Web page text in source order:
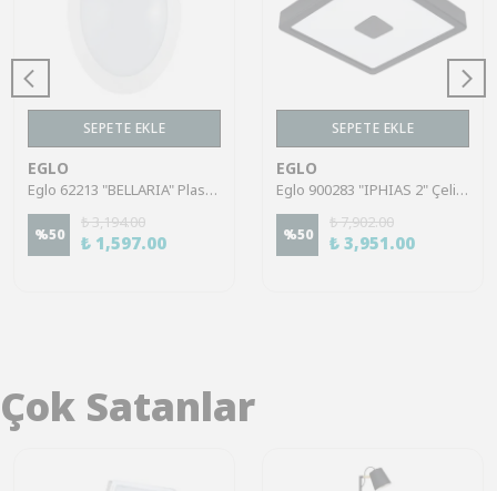
SEPETE EKLE
EGLO
Eglo 62213 "BELLARIA" Plastik Beyaz Dış Mekan Bahçe Aydınlatması Tavan Duvar Armatürü Ip66
%50
₺ 3,194.00
₺ 1,597.00
SEPETE EKLE
EGLO
Eglo 900283 "IPHIAS 2" Çelik Siyah Dış Mekan Bahçe Aydınlatması Tavan Duvar Armatürü Ip44
%50
₺ 7,902.00
₺ 3,951.00
Çok Satanlar